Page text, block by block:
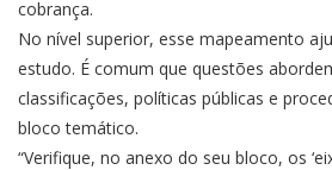
cobrança.
No nível superior, esse mapeamento
estudo. É comum que questões
classificações, políticas públicas e
bloco temático.
“Verifique, no anexo do seu bloco, os